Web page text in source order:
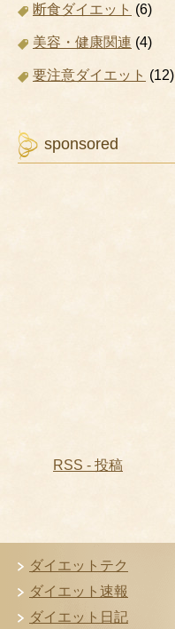
断食ダイエット (6)
美容・健康関連 (4)
要注意ダイエット (12)
sponsored
RSS - 投稿
ダイエットテク
ダイエット速報
ダイエット日記